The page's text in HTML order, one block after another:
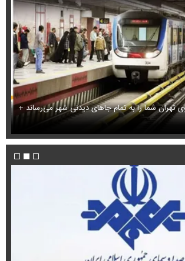
تهران شما را به تمام جاهای دیدنی شهر می‌رساند +